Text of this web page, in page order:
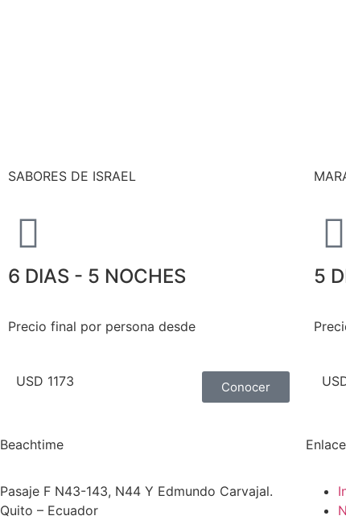
SABORES DE ISRAEL
6 DIAS - 5 NOCHES
Precio final por persona desde
USD 1173 Conocer
5
Beachtime
Pasaje F N43-143, N44 Y Edmundo Carvajal.
Quito – Ecuador